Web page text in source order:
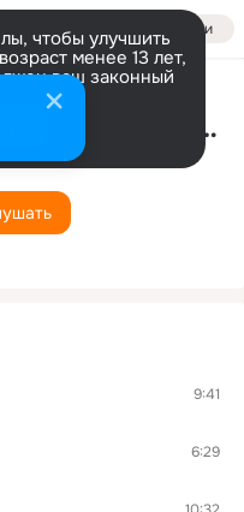
Войти
чтобы улучшить
менее 13 лет,
ваш законный
Sistema Valvulado (Dual Logic Remix)
9:41
6:29